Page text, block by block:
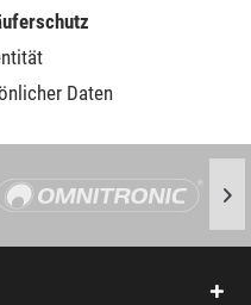
Daten